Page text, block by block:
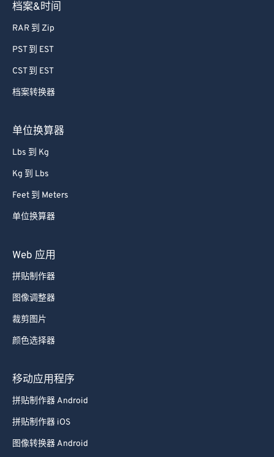
档案&时间
RAR 到 Zip
PST 到 EST
CST 到 EST
档案转换器
单位换算器
Lbs 到 Kg
Kg 到 Lbs
Feet 到 Meters
单位换算器
Web 应用
拼贴制作器
图像调整器
裁剪图片
颜色选择器
移动应用程序
拼贴制作器 Android
拼贴制作器 iOS
图像转换器 Android